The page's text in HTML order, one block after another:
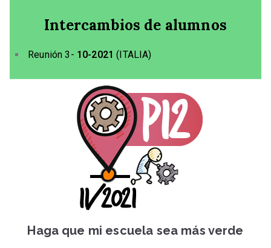
Intercambios de alumnos
Reunión 3- 10-2021 (ITALIA)
Haga que mi escuela sea más verde